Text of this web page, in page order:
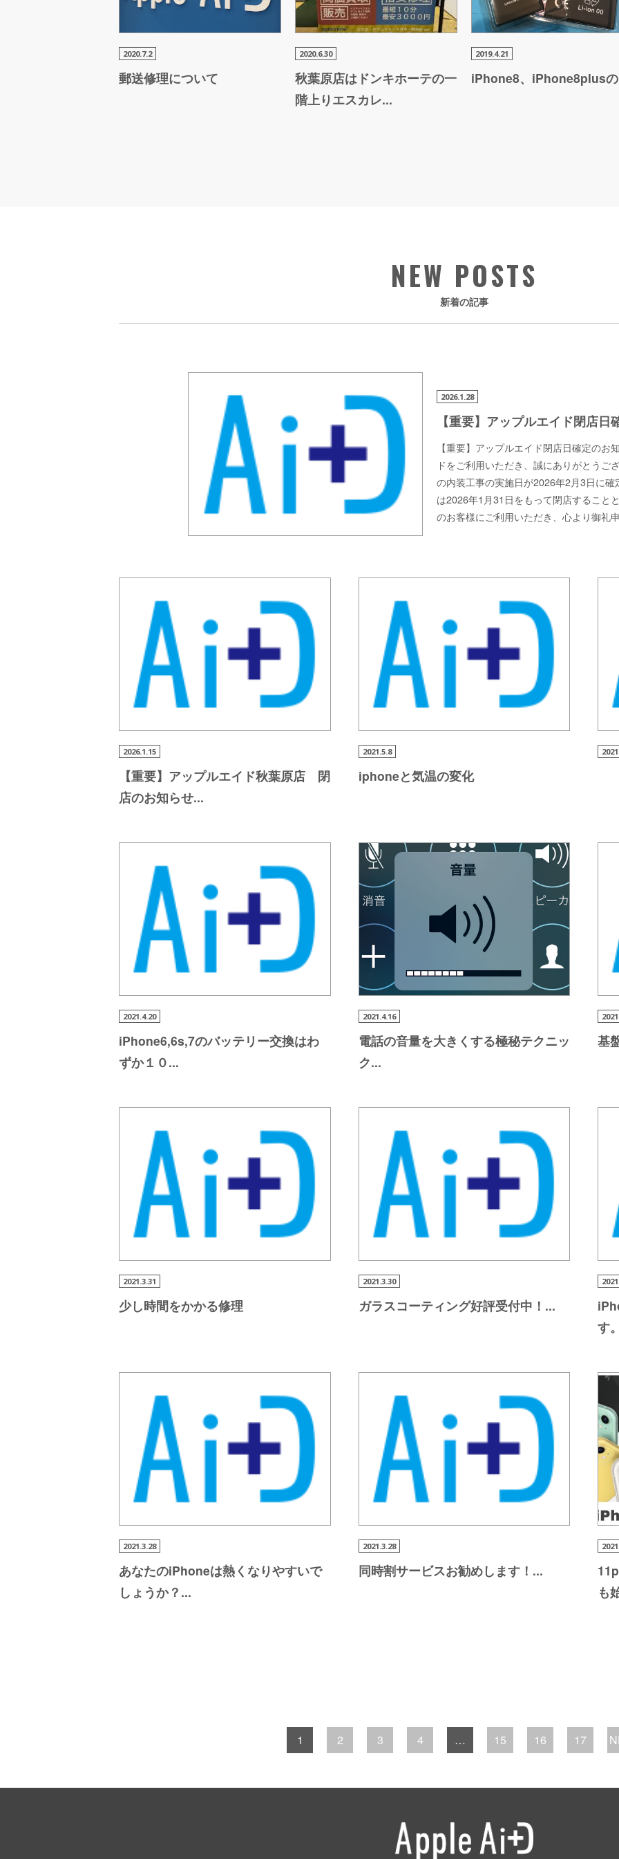
2020.7.2
郵送修理について
2020.6.30
秋葉原店は ドンキホーテの一
階上りエスカレ...
2019.4.21
iPhone8、iPhone8plusの
NEW POSTS
新着の記事
2026.1.28
【重要】アップルエイド閉店日
【重要】アップルエイド閉店日確定のお
ドをご利用いただき、誠にありがとうご
の内装工事の実施日が2026年2月3日に
は2026年1月31日をもって閉店すること
のお客様にご利用いただき、心より御礼
2026.1.15
【重要】アップルエイド秋葉原店 閉
店のお知らせ...
2021.5.8
iphoneと気温の変化
2021.4.20
iPhone6,6s,7のバッテリー交換はわ
ずか１０...
2021.4.16
電話の音量を大きくする極秘テクニッ
ク...
基
2021.3.31
少し時間をかかる修理
2021.3.30
ガラスコーティング好評受付中！ ...
す
2021.3.28
あなたのiPhoneは熱く なりやすいで
しょうか？ ...
2021.3.28
同時割サービスお勧めします！ ...
も
1 2 3 4 … 15 16 17